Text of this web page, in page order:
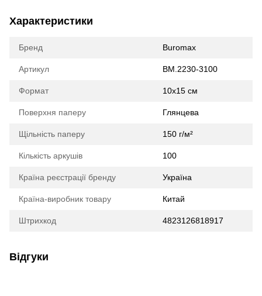
Характеристики
Бренд Buromax
Артикул BM.2230-3100
Формат 10х15 см
Поверхня паперу Глянцева
Щільність паперу 150 г/м²
Кількість аркушів 100
Країна реєстрації бренду Україна
Країна-виробник товару Китай
Штрихкод 4823126818917
Відгуки